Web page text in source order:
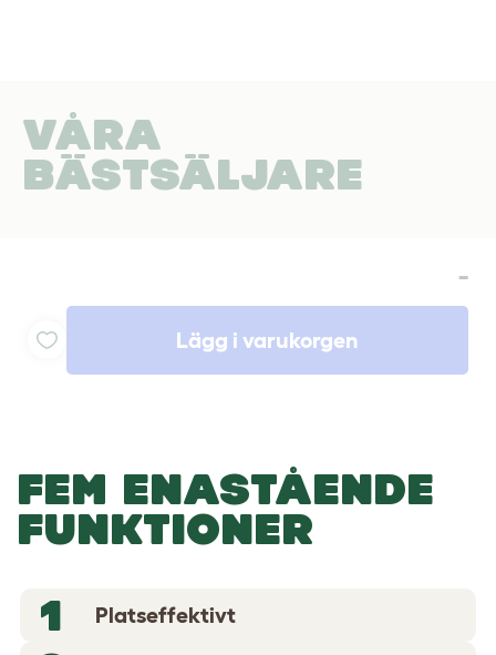
VÅRA
BÄSTSÄLJARE
-
Lägg i varukorgen
FEM ENASTÅENDE
FUNKTIONER
1
Platseffektivt